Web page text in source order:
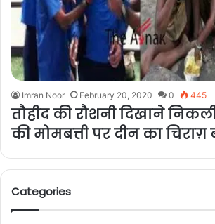
Imran Noor February 20, 2020 0 445
तौहीद की रौशनी दिखाने
की मोमबत्ती पर दीन का चिराग़
Categories